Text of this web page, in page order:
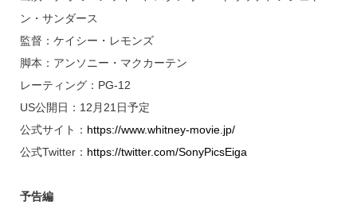
ン・サンダース
監督：ケイシー・レモンズ
脚本：アンソニー・マクカーテン
レーティング：PG-12
US公開日：12月21日予定
公式サイト： https://www.whitney-movie.jp/
公式Twitter： https://twitter.com/SonyPicsEiga
予告編